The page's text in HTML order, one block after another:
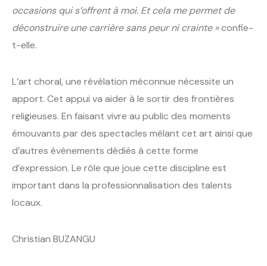
occasions qui s’offrent à moi. Et cela me permet de
déconstruire une carrière sans peur ni crainte »confie-
t-elle.
L’art choral, une révélation méconnue nécessite un
apport. Cet appui va aider à le sortir des frontières
religieuses. En faisant vivre au public des moments
émouvants par des spectacles mêlant cet art ainsi que
d’autres évènements dédiés à cette forme
d’expression. Le rôle que joue cette discipline est
important dans la professionnalisation des talents
locaux.
Christian BUZANGU